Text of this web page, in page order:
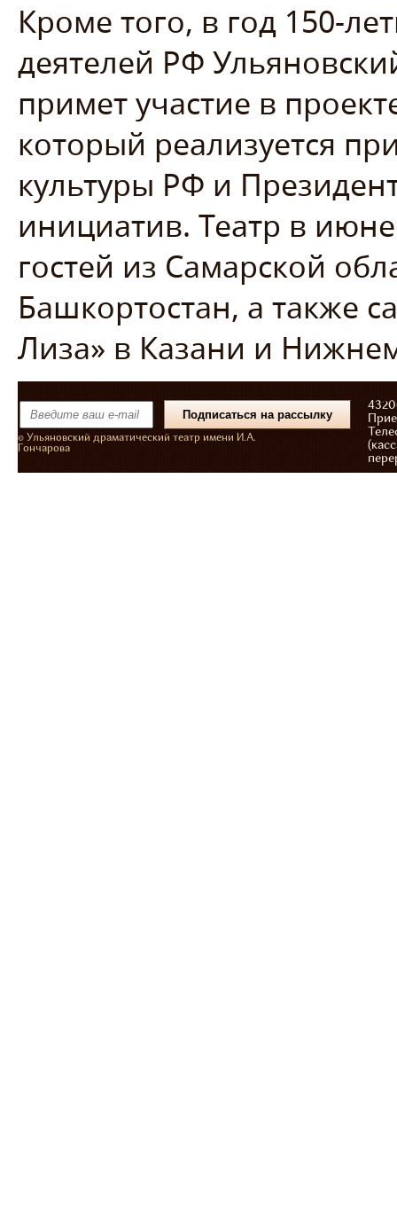
Кроме того, в год 150-
деятелей РФ
примет участие в
который реализуется
культуры РФ и
инициатив. Театр в
гостей из Самарской
Башкортостан, а также
Лиза» в Казани и
© Ульяновский драматический театр имени И.А.
Гончарова